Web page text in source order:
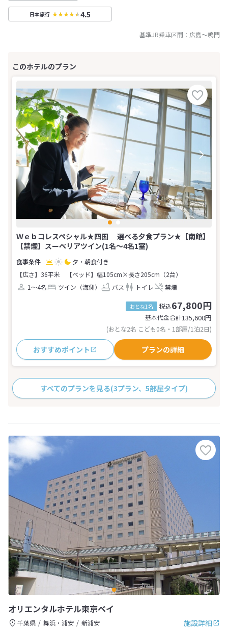
日本旅行 4.5
基準JR乗車区間： 広島～鳴門
Ｗｅｂコレスペシャル★四国 選べる夕食プラン★【南館】
【禁煙】スーペリアツイン(1名～4名1室)
夕・朝食付き
【広さ】36平米
【ベッド】幅105cm×長さ205cm（2台）
1～4名
ツイン（海側） バス トイレ 禁煙
おとな1名 税込67,800円
基本代金合計135,600円
(おとな2名 こども0名・1部屋/1泊2日)
おすすめポイント プランの詳細
すべてのプランを見る(3プラン、5部屋タイプ)
オリエンタルホテル東京ベイ
施設詳細
千葉県 舞浜・浦安
新浦安